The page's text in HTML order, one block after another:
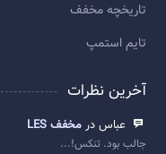
تاريخچه مخفف
تایم استمپ
آخرین نظرات
عباس در مخفف LES
جالب بود. تنکس!...